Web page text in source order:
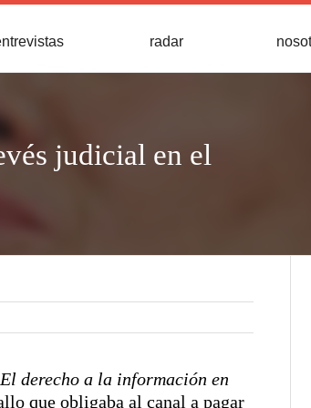
radar
judicial en el
El derecho a la información en
que obligaba al canal a pagar